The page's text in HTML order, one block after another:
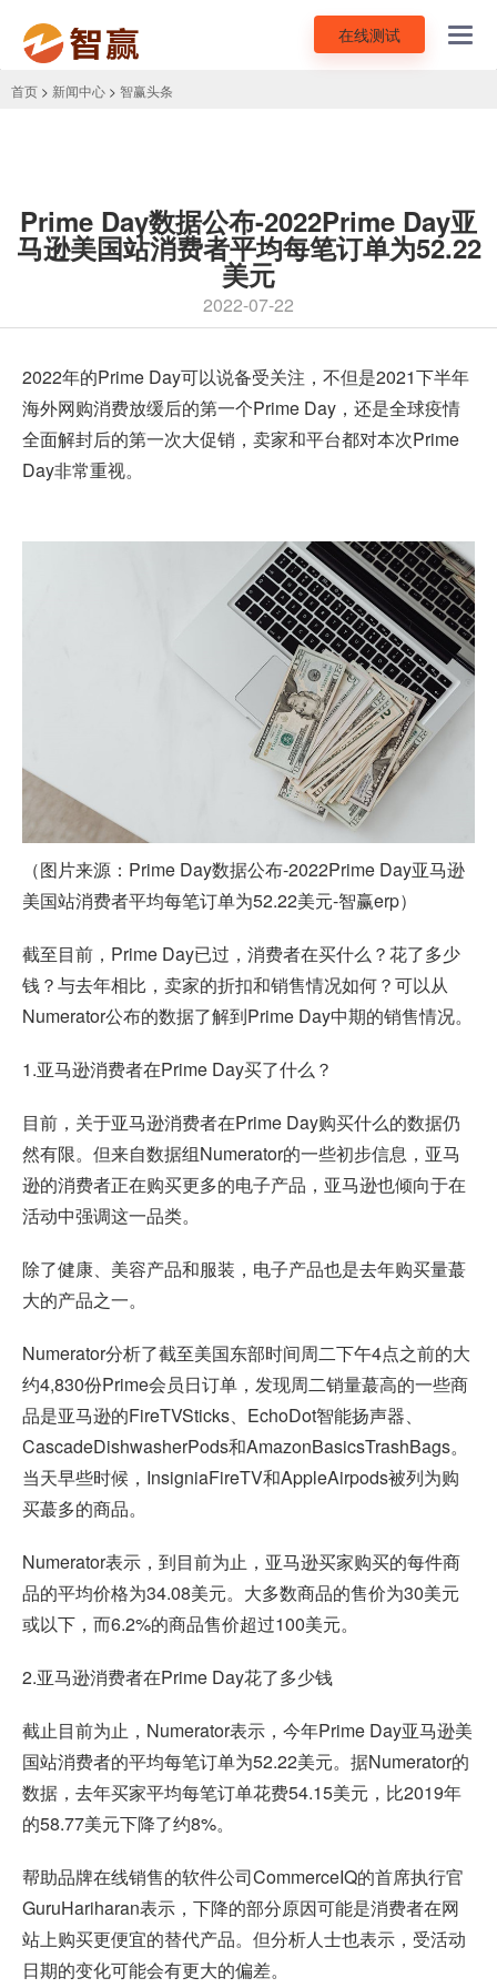
在线测试
首页 > 新闻中心 > 智赢头条
Prime Day数据公布-2022Prime Day亚
马逊美国站消费者平均每笔订单为52.22
美元
2022-07-22
2022年的Prime Day可以说备受关注，不但是2021下半年
海外网购消费放缓后的第一个Prime Day，还是全球疫情
全面解封后的第一次大促销，卖家和平台都对本次Prime
Day非常重视。
（图片来源：Prime Day数据公布-2022Prime Day亚马逊
美国站消费者平均每笔订单为52.22美元-智赢erp）
截至目前，Prime Day已过，消费者在买什么？花了多少
钱？与去年相比，卖家的折扣和销售情况如何？可以从
Numerator公布的数据了解到Prime Day中期的销售情况。
1.亚马逊消费者在Prime Day买了什么？
目前，关于亚马逊消费者在Prime Day购买什么的数据仍
然有限。但来自数据组Numerator的一些初步信息，亚马
逊的消费者正在购买更多的电子产品，亚马逊也倾向于在
活动中强调这一品类。
除了健康、美容产品和服装，电子产品也是去年购买量蕞
大的产品之一。
Numerator分析了截至美国东部时间周二下午4点之前的大
约4,830份Prime会员日订单，发现周二销量蕞高的一些商
品是亚马逊的FireTVSticks、EchoDot智能扬声器、
CascadeDishwasherPods和AmazonBasicsTrashBags。
当天早些时候，InsigniaFireTV和AppleAirpods被列为购
买蕞多的商品。
Numerator表示，到目前为止，亚马逊买家购买的每件商
品的平均价格为34.08美元。大多数商品的售价为30美元
或以下，而6.2%的商品售价超过100美元。
2.亚马逊消费者在Prime Day花了多少钱
截止目前为止，Numerator表示，今年Prime Day亚马逊美
国站消费者的平均每笔订单为52.22美元。据Numerator的
数据，去年买家平均每笔订单花费54.15美元，比2019年
的58.77美元下降了约8%。
帮助品牌在线销售的软件公司CommerceIQ的首席执行官
GuruHariharan表示，下降的部分原因可能是消费者在网
站上购买更便宜的替代产品。但分析人士也表示，受活动
日期的变化可能会有更大的偏差。